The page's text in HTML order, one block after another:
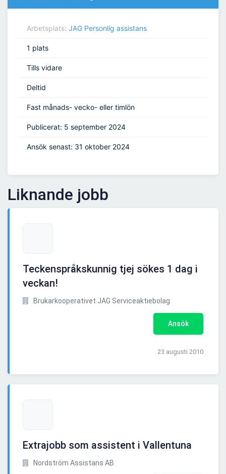
Arbetsplats: JAG Personlig assistans
1 plats
Tills vidare
Deltid
Fast månads- vecko- eller timlön
Publicerat: 5 september 2024
Ansök senast: 31 oktober 2024
Liknande jobb
Teckenspråkskunnig tjej sökes 1 dag i
veckan!
Brukarkooperativet JAG Serviceaktiebolag
Ansök
23 augusti 2010
Extrajobb som assistent i Vallentuna
Nordström Assistans AB